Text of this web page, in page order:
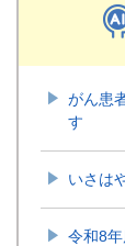
がん患
す
いさは
令和8